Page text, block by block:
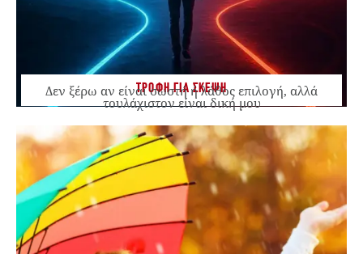
ΤΡΟΦΗ ΓΙΑ ΣΚΕΨΗ
Δεν ξέρω αν είναι σωστή ή λάθος επιλογή, αλλά
τουλάχιστον είναι δική μου